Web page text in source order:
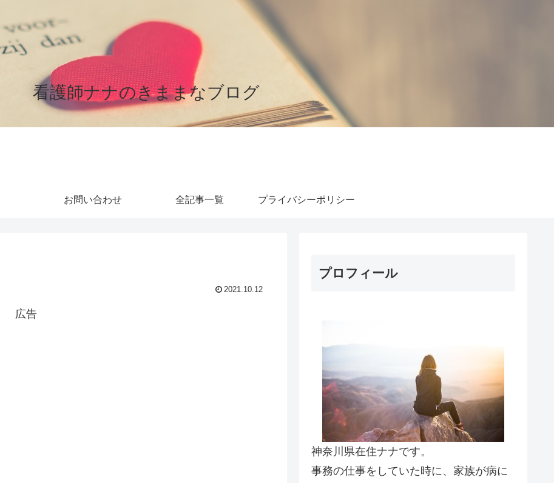
看護師ナナのきままなブログ
お問い合わせ 全記事一覧 プライバシーポリシー
2021.10.12
広告
プロフィール
神奈川県在住ナナです。
事務の仕事をしていた時に、家族が病に